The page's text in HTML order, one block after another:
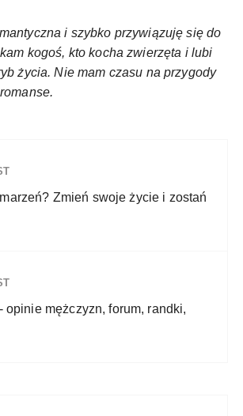
i szybko przywiązuję się do
kogoś, kto kocha zwierzęta i lubi
życia. Nie mam czasu na przygody
Zmień swoje życie i zostań
opinie mężczyzn, forum, randki,